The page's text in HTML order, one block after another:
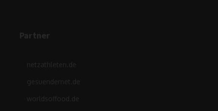
Partner
netzathleten.de
gesuendernet.de
worldsoffood.de